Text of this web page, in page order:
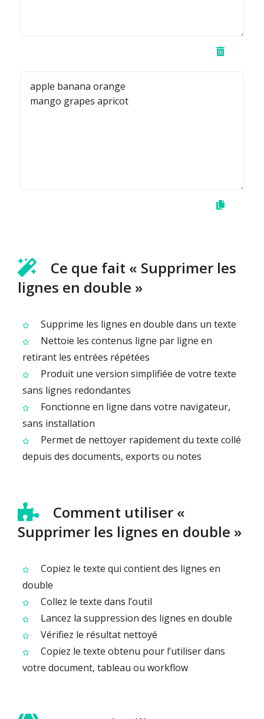
Ce que fait « Supprimer les
lignes en double »
Supprime les lignes en double dans un texte
Nettoie les contenus ligne par ligne en
retirant les entrées répétées
Produit une version simplifiée de votre texte
sans lignes redondantes
Fonctionne en ligne dans votre navigateur,
sans installation
Permet de nettoyer rapidement du texte collé
depuis des documents, exports ou notes
Comment utiliser «
Supprimer les lignes en double »
Copiez le texte qui contient des lignes en
double
Collez le texte dans l’outil
Lancez la suppression des lignes en double
Vérifiez le résultat nettoyé
Copiez le texte obtenu pour l’utiliser dans
votre document, tableau ou workflow